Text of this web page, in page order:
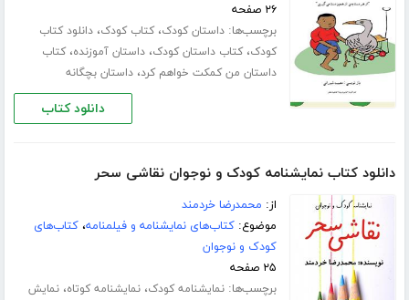
۲۶ صفحه
برچسب‌ها:داستان کودک،کتاب کودک،دانلود کتاب
کودک،کتاب داستان کودک،داستان آموزنده،کتاب
داستان من کمکت خواهم کرد،داستان بچگانه
دانلود کتاب
دانلود کتاب نمایشنامه کودک و نوجوان نقاشی سحر
از: محمدرضا خردمند
موضوع:کتاب‌های نمایشنامه و فیلمنامه،کتاب‌های
کودک و نوجوان
۲۵ صفحه
برچسب‌ها:نمایشنامه کودک،نمایشنامه کوتاه،نمایش